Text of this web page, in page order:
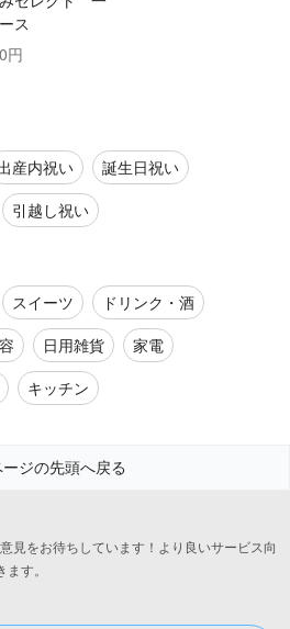
ス
円
産内祝い
誕生日祝い
引越し祝い
スイーツ
ドリンク・酒
日用雑貨
家電
キッチン
ジの先頭へ戻る
見をお待ちしています！より良いサービス向
す。